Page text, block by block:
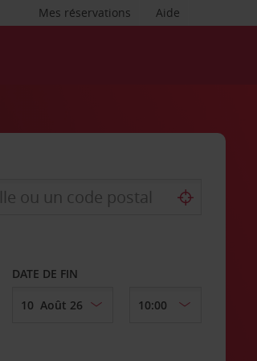
Aide
Mes réservations
DATE DE FIN